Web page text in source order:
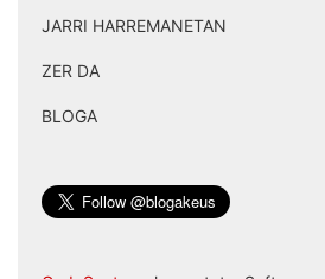
JARRI HARREMANETAN
ZER DA
BLOGA